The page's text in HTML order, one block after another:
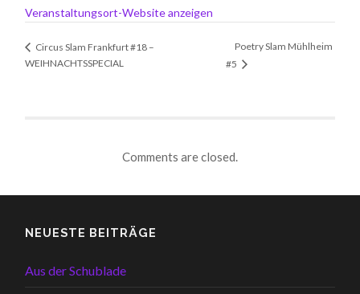
Veranstaltungsort-Website anzeigen
Circus Slam Frankfurt #18 –
WEIHNACHTSSPECIAL
Poetry Slam Mühlheim
#5
Comments are closed.
NEUESTE BEITRÄGE
Aus der Schublade